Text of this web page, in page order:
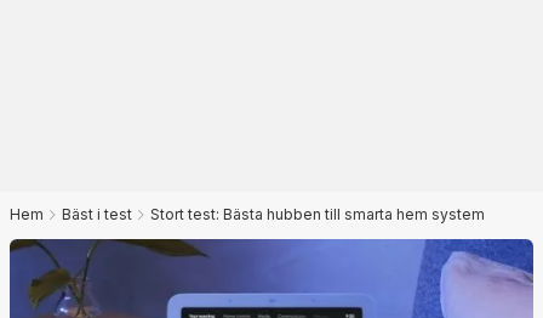
Hem Bäst i test Stort test: Bästa hubben till smarta hem system